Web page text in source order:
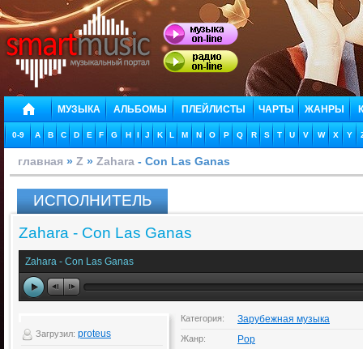
МУЗЫКА АЛЬБОМЫ ПЛЕЙЛИСТЫ ЧАРТЫ ЖАНРЫ
0-9 A B C D E F G H I J K L M N O P Q R S T U V W X Y
главная » Z » Zahara - Con Las Ganas
ИСПОЛНИТЕЛЬ
Zahara - Con Las Ganas
Zahara - Con Las Ganas
Загрузил: proteus
Категория: Зарубежная музыка
Жанр: Pop